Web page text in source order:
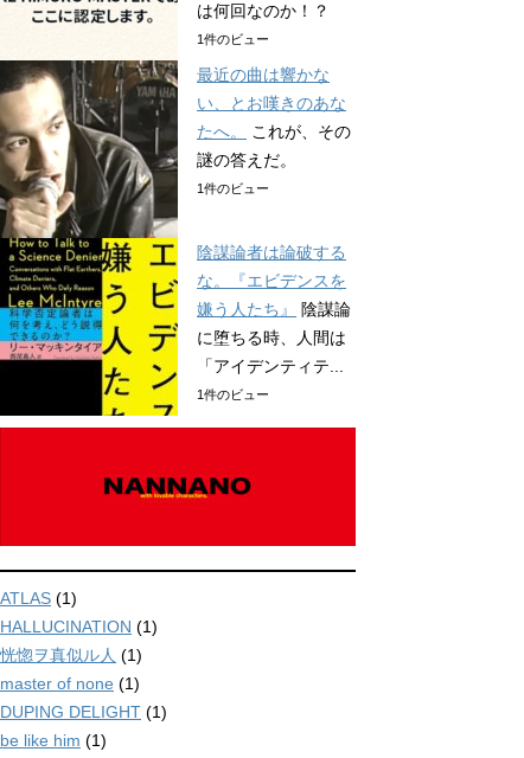
は何回なのか！？
1件のビュー
最近の曲は響かな
い、とお嘆きのあな
たへ。
これが、その
謎の答えだ。
1件のビュー
陰謀論者は論破する
な。『エビデンスを
嫌う人たち』
陰謀論
に堕ちる時、人間は
「アイデンティテ...
1件のビュー
ATLAS (1)
HALLUCINATION (1)
恍惚ヲ真似ル人 (1)
master of none (1)
DUPING DELIGHT (1)
be like him (1)